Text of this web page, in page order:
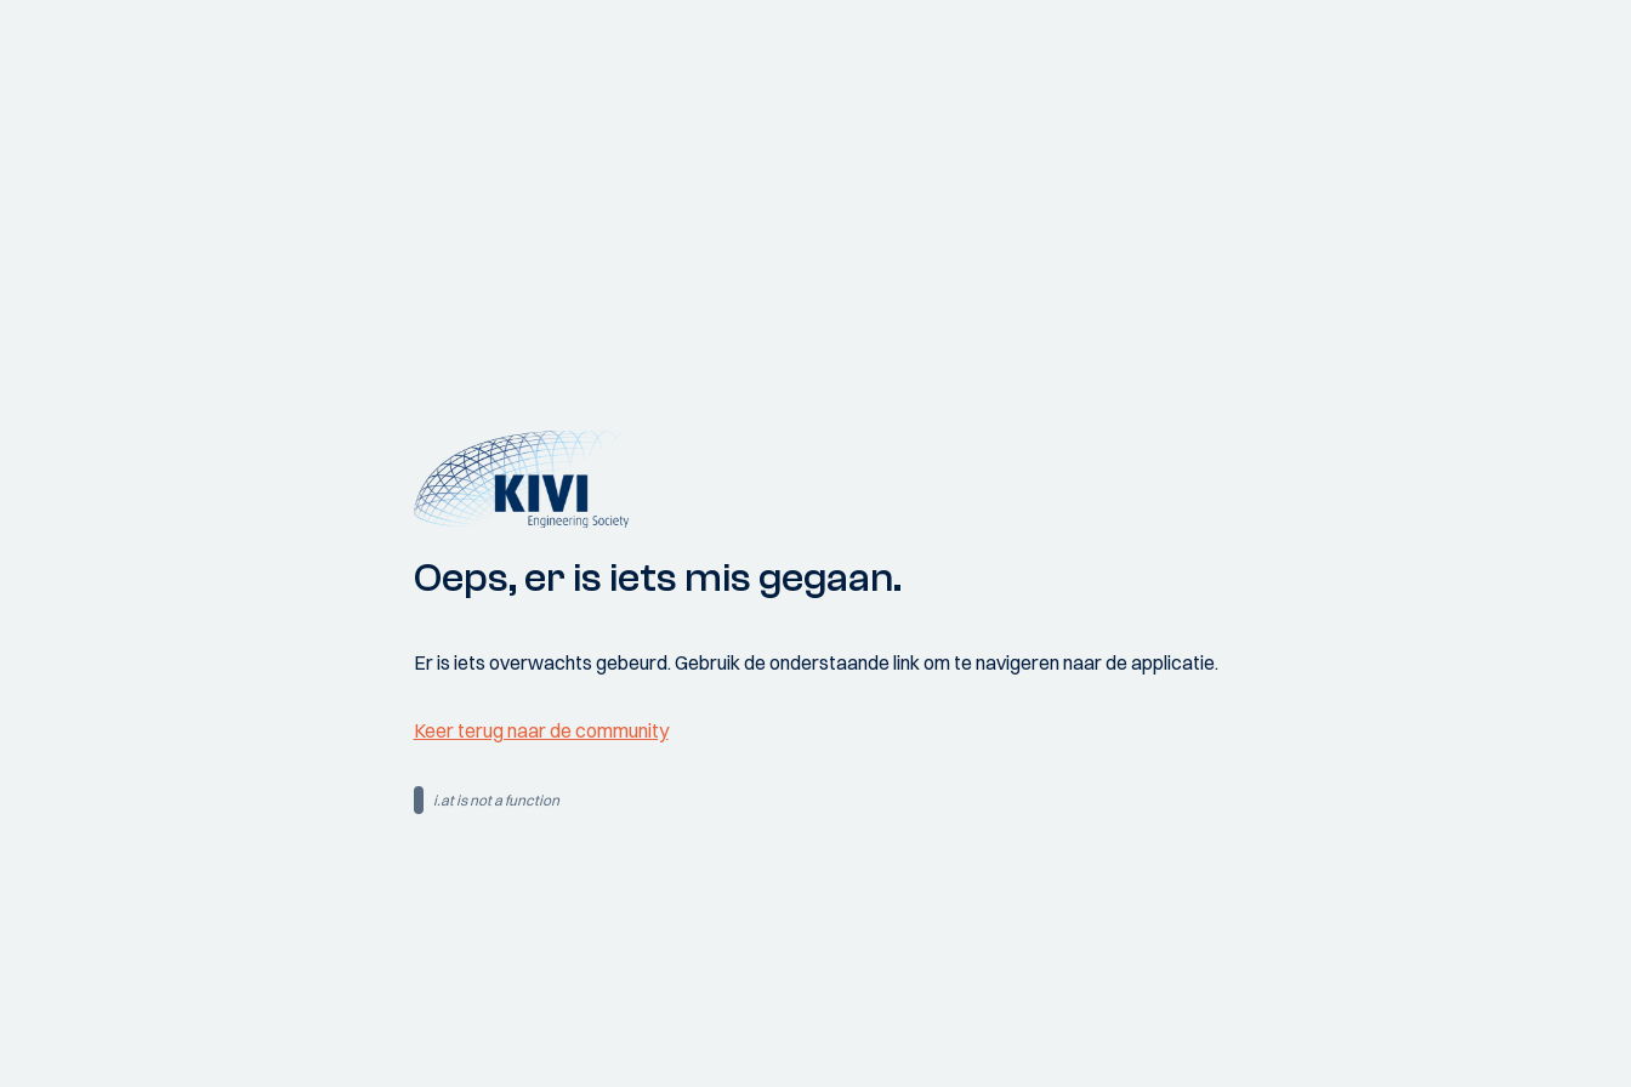
Oeps, er is iets mis gegaan.
Er is iets overwachts gebeurd. Gebruik de onderstaande link om te navigeren naar de applicatie.
Keer terug naar de community
i.at is not a function